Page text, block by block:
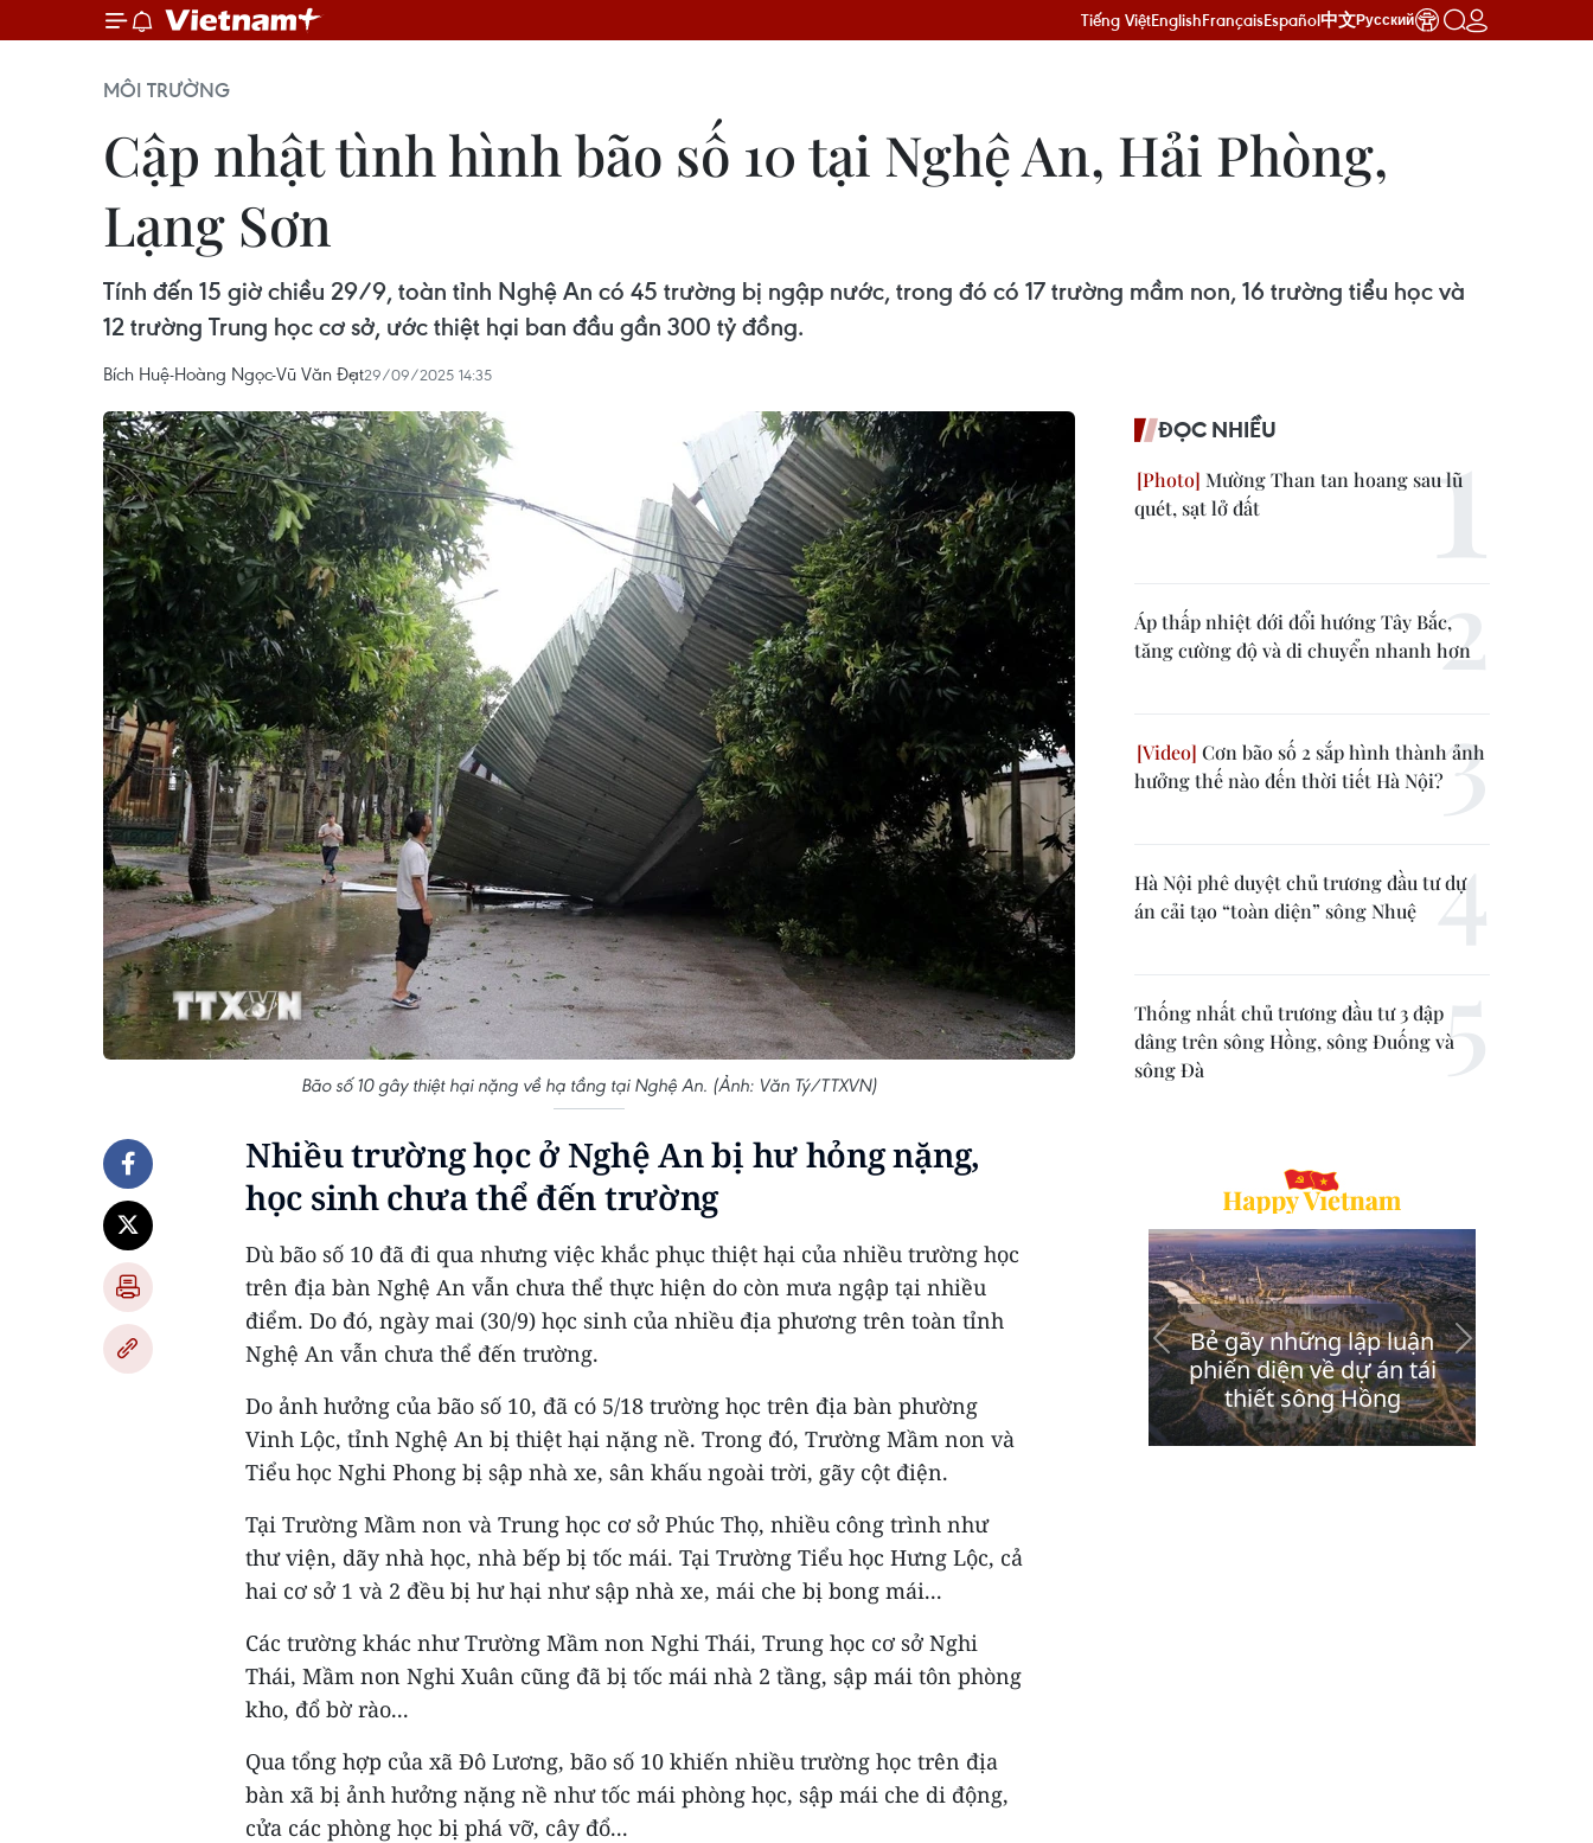
Tiếng ViệtEnglishFrançaisEspañol中文Русский
MÔI TRƯỜNG
Cập nhật tình hình bão số 10 tại Nghệ An, Hải Phòng,
Lạng Sơn
Tính đến 15 giờ chiều 29/9, toàn tỉnh Nghệ An có 45 trường bị ngập nước, trong đó có 17 trường mầm non, 16 trường tiểu học và
12 trường Trung học cơ sở, ước thiệt hại ban đầu gần 300 tỷ đồng.
Bích Huệ-Hoàng Ngọc-Vũ Văn Đạt29/09/2025 14:35
Bão số 10 gây thiệt hại nặng về hạ tầng tại Nghệ An. (Ảnh: Văn Tý/TTXVN)
Nhiều trường học ở Nghệ An bị hư hỏng nặng,
học sinh chưa thể đến trường
Dù bão số 10 đã đi qua nhưng việc khắc phục thiệt hại của nhiều trường học
trên địa bàn Nghệ An vẫn chưa thể thực hiện do còn mưa ngập tại nhiều
điểm. Do đó, ngày mai (30/9) học sinh của nhiều địa phương trên toàn tỉnh
Nghệ An vẫn chưa thể đến trường.
Do ảnh hưởng của bão số 10, đã có 5/18 trường học trên địa bàn phường
Vinh Lộc, tỉnh Nghệ An bị thiệt hại nặng nề. Trong đó, Trường Mầm non và
Tiểu học Nghi Phong bị sập nhà xe, sân khấu ngoài trời, gãy cột điện.
Tại Trường Mầm non và Trung học cơ sở Phúc Thọ, nhiều công trình như
thư viện, dãy nhà học, nhà bếp bị tốc mái. Tại Trường Tiểu học Hưng Lộc, cả
hai cơ sở 1 và 2 đều bị hư hại như sập nhà xe, mái che bị bong mái...
Các trường khác như Trường Mầm non Nghi Thái, Trung học cơ sở Nghi
Thái, Mầm non Nghi Xuân cũng đã bị tốc mái nhà 2 tầng, sập mái tôn phòng
kho, đổ bờ rào...
Qua tổng hợp của xã Đô Lương, bão số 10 khiến nhiều trường học trên địa
bàn xã bị ảnh hưởng nặng nề như tốc mái phòng học, sập mái che di động,
cửa các phòng học bị phá vỡ, cây đổ...
ĐỌC NHIỀU
Mường Than tan hoang sau lũ
quét, sạt lở đất
Áp thấp nhiệt đới đổi hướng Tây Bắc,
tăng cường độ và di chuyển nhanh hơn
Cơn bão số 2 sắp hình thành ảnh
hưởng thế nào đến thời tiết Hà Nội?
Hà Nội phê duyệt chủ trương đầu tư dự
án cải tạo “toàn diện” sông Nhuệ
Thống nhất chủ trương đầu tư 3 đập
dâng trên sông Hồng, sông Đuống và
sông Đà